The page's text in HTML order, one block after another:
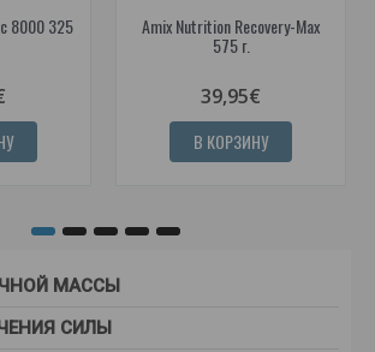
8000 325 Amix Nutrition Recovery-Max
575 г.
39,95€
В КОРЗИНУ
МАССЫ
СИЛЫ